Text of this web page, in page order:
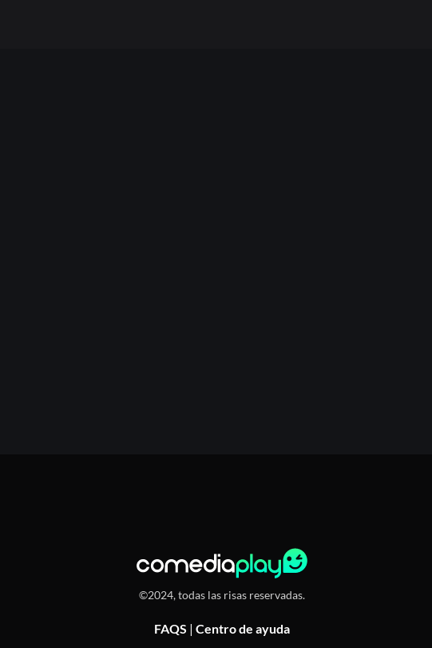
©2024, todas las risas reservadas.
FAQS | Centro de ayuda